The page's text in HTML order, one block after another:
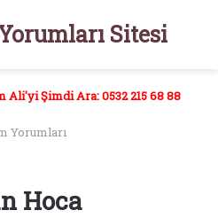
Sitesi
Ali'yi Şimdi Ara: 0532 215 68 88
Yorumları
Hoca